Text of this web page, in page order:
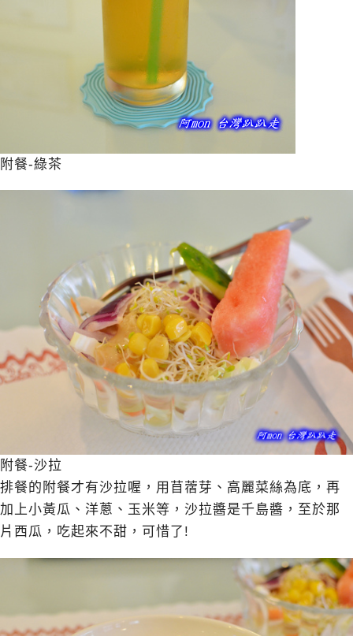
附餐-綠茶
附餐-沙拉
排餐的附餐才有沙拉喔，用苜蓿芽、高麗菜絲為底，再
加上小黃瓜、洋蔥、玉米等，沙拉醬是千島醬，至於那
片西瓜，吃起來不甜，可惜了!